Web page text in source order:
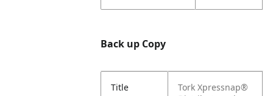
Back up Copy
Title
Tork Xpressnap®